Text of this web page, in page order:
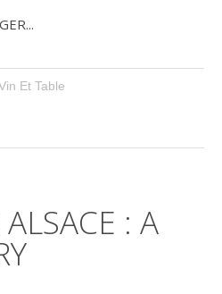
Et Table
: A